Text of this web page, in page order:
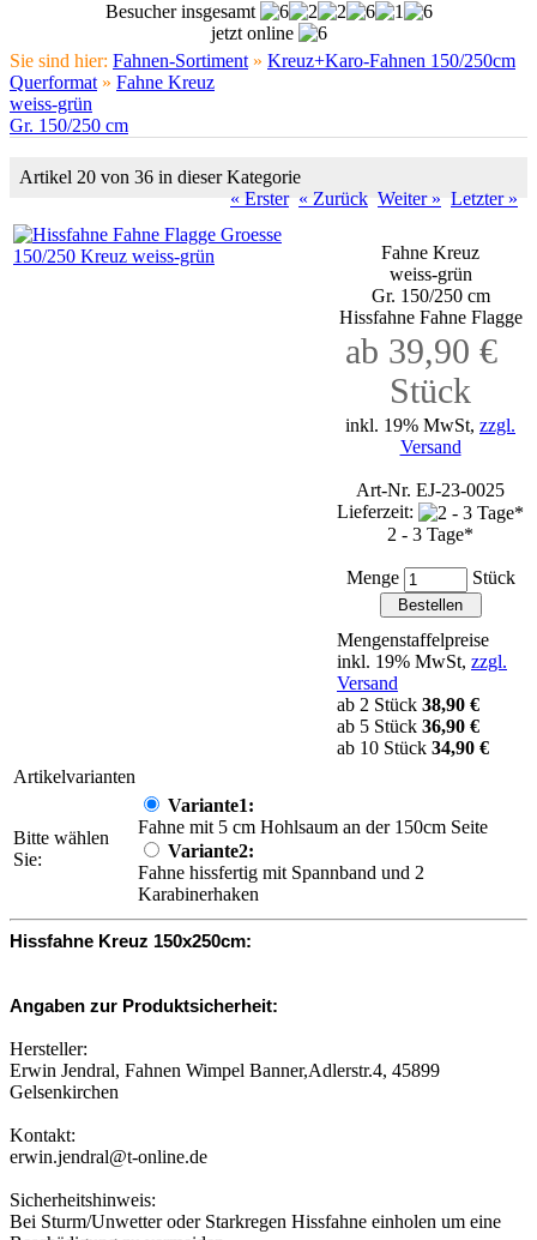
Besucher insgesamt
jetzt online
Sie sind hier: Fahnen-Sortiment » Kreuz+Karo-Fahnen 150/250cm
Querformat » Fahne Kreuz
weiss-grün
Gr. 150/250 cm
Artikel 20 von 36 in dieser Kategorie
« Erster « Zurück Weiter » Letzter »
Fahne Kreuz
weiss-grün
Gr. 150/250 cm
Hissfahne Fahne Flagge
ab 39,90 €
Stück
inkl. 19% MwSt, zzgl.
Versand
Art-Nr. EJ-23-0025
Lieferzeit:
2 - 3 Tage*
Menge Stück
Mengenstaffelpreise
inkl. 19% MwSt, zzgl.
Versand
ab 2 Stück 38,90 €
ab 5 Stück 36,90 €
ab 10 Stück 34,90 €
Artikelvarianten
Bitte wählen
Sie:
Variante1:
Fahne mit 5 cm Hohlsaum an der 150cm Seite
Variante2:
Fahne hissfertig mit Spannband und 2
Karabinerhaken
Hissfahne Kreuz 150x250cm:
Angaben zur Produktsicherheit:
Hersteller:
Erwin Jendral, Fahnen Wimpel Banner,Adlerstr.4, 45899
Gelsenkirchen
Kontakt:
erwin.jendral@t-online.de
Sicherheitshinweis:
Bei Sturm/Unwetter oder Starkregen Hissfahne einholen um eine